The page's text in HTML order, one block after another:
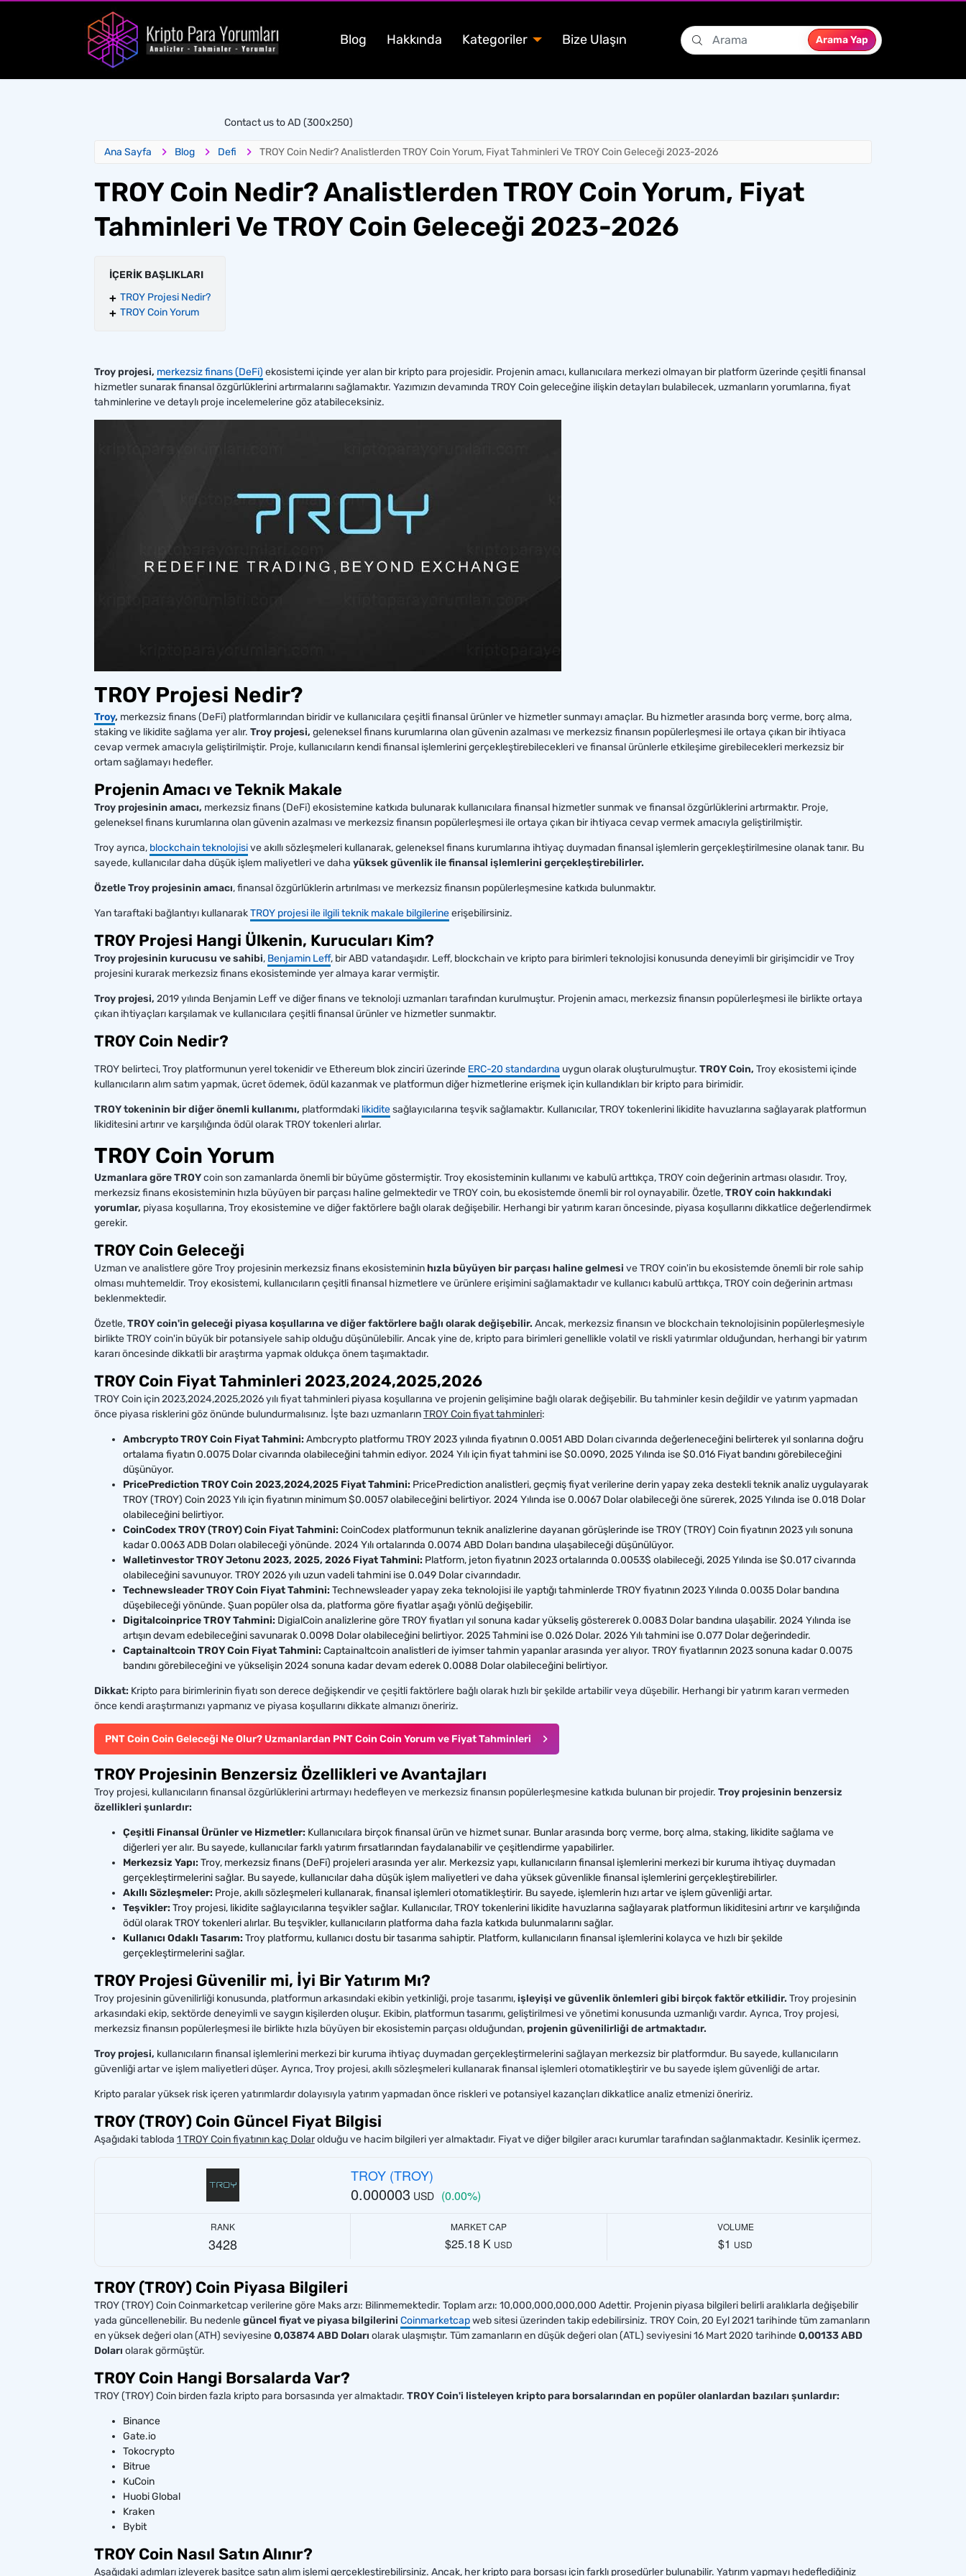
Blog Hakkında Kategoriler Bize Ulaşın Arama Yap
Contact us to AD (300x250)
Ana Sayfa Blog Defi TROY Coin Nedir? Analistlerden TROY Coin Yorum, Fiyat Tahminleri Ve TROY Coin Geleceği 2023-2026
TROY Coin Nedir? Analistlerden TROY Coin Yorum, Fiyat
Tahminleri Ve TROY Coin Geleceği 2023-2026
İÇERİK BAŞLIKLARI
TROY Projesi Nedir?
TROY Coin Yorum
Troy projesi, merkezsiz finans (DeFi) ekosistemi içinde yer alan bir kripto para projesidir. Projenin amacı, kullanıcılara merkezi olmayan bir platform üzerinde çeşitli finansal
hizmetler sunarak finansal özgürlüklerini artırmalarını sağlamaktır. Yazımızın devamında TROY Coin geleceğine ilişkin detayları bulabilecek, uzmanların yorumlarına, fiyat
tahminlerine ve detaylı proje incelemelerine göz atabileceksiniz.
TROY Projesi Nedir?
Troy, merkezsiz finans (DeFi) platformlarından biridir ve kullanıcılara çeşitli finansal ürünler ve hizmetler sunmayı amaçlar. Bu hizmetler arasında borç verme, borç alma,
staking ve likidite sağlama yer alır. Troy projesi, geleneksel finans kurumlarına olan güvenin azalması ve merkezsiz finansın popülerleşmesi ile ortaya çıkan bir ihtiyaca
cevap vermek amacıyla geliştirilmiştir. Proje, kullanıcıların kendi finansal işlemlerini gerçekleştirebilecekleri ve finansal ürünlerle etkileşime girebilecekleri merkezsiz bir
ortam sağlamayı hedefler.
Projenin Amacı ve Teknik Makale
Troy projesinin amacı, merkezsiz finans (DeFi) ekosistemine katkıda bulunarak kullanıcılara finansal hizmetler sunmak ve finansal özgürlüklerini artırmaktır. Proje,
geleneksel finans kurumlarına olan güvenin azalması ve merkezsiz finansın popülerleşmesi ile ortaya çıkan bir ihtiyaca cevap vermek amacıyla geliştirilmiştir.
Troy ayrıca, blockchain teknolojisive akıllı sözleşmeleri kullanarak, geleneksel finans kurumlarına ihtiyaç duymadan finansal işlemlerin gerçekleştirilmesine olanak tanır. Bu
sayede, kullanıcılar daha düşük işlem maliyetleri ve daha yüksek güvenlik ile finansal işlemlerini gerçekleştirebilirler.
Özetle Troy projesinin amacı, finansal özgürlüklerin artırılması ve merkezsiz finansın popülerleşmesine katkıda bulunmaktır.
Yan taraftaki bağlantıyı kullanarakTROY projesi ile ilgili teknik makale bilgilerineerişebilirsiniz.
TROY Projesi Hangi Ülkenin, Kurucuları Kim?
Troy projesinin kurucusu ve sahibi, Benjamin Leff, bir ABD vatandaşıdır. Leff, blockchain ve kripto para birimleri teknolojisi konusunda deneyimli bir girişimcidir ve Troy
projesini kurarak merkezsiz finans ekosisteminde yer almaya karar vermiştir.
Troy projesi, 2019 yılında Benjamin Leff ve diğer finans ve teknoloji uzmanları tarafından kurulmuştur. Projenin amacı, merkezsiz finansın popülerleşmesi ile birlikte ortaya
çıkan ihtiyaçları karşılamak ve kullanıcılara çeşitli finansal ürünler ve hizmetler sunmaktır.
TROY Coin Nedir?
TROY belirteci, Troy platformunun yerel tokenidir ve Ethereum blok zinciri üzerinde ERC-20 standardına uygun olarak oluşturulmuştur. TROY Coin, Troy ekosistemi içinde
kullanıcıların alım satım yapmak, ücret ödemek, ödül kazanmak ve platformun diğer hizmetlerine erişmek için kullandıkları bir kripto para birimidir.
TROY tokeninin bir diğer önemli kullanımı, platformdaki likiditesağlayıcılarına teşvik sağlamaktır. Kullanıcılar, TROY tokenlerini likidite havuzlarına sağlayarak platformun
likiditesini artırır ve karşılığında ödül olarak TROY tokenleri alırlar.
TROY Coin Yorum
Uzmanlara göre TROYcoin son zamanlarda önemli bir büyüme göstermiştir. Troy ekosisteminin kullanımı ve kabulü arttıkça, TROY coin değerinin artması olasıdır. Troy,
merkezsiz finans ekosisteminin hızla büyüyen bir parçası haline gelmektedir ve TROY coin, bu ekosistemde önemli bir rol oynayabilir. Özetle,TROY coin hakkındaki
yorumlar, piyasa koşullarına, Troy ekosistemine ve diğer faktörlere bağlı olarak değişebilir. Herhangi bir yatırım kararı öncesinde, piyasa koşullarını dikkatlice değerlendirmek
gerekir.
TROY Coin Geleceği
Uzman ve analistlere göre Troy projesinin merkezsiz finans ekosistemininhızla büyüyen bir parçası haline gelmesi ve TROY coin'in bu ekosistemde önemli bir role sahip
olması muhtemeldir. Troy ekosistemi, kullanıcıların çeşitli finansal hizmetlere ve ürünlere erişimini sağlamaktadır ve kullanıcı kabulü arttıkça, TROY coin değerinin artması
beklenmektedir.
Özetle,TROY coin'in geleceği piyasa koşullarına ve diğer faktörlere bağlı olarak değişebilir. Ancak, merkezsiz finansın ve blockchain teknolojisinin popülerleşmesiyle
birlikte TROY coin'in büyük bir potansiyele sahip olduğu düşünülebilir. Ancak yine de, kripto para birimleri genellikle volatil ve riskli yatırımlar olduğundan, herhangi bir yatırım
kararı öncesinde dikkatli bir araştırma yapmak oldukça önem taşımaktadır.
TROY Coin Fiyat Tahminleri 2023,2024,2025,2026
TROY Coin için 2023,2024,2025,2026 yılı fiyat tahminleri piyasa koşullarına ve projenin gelişimine bağlı olarak değişebilir. Bu tahminler kesin değildir ve yatırım yapmadan
önce piyasa risklerini göz önünde bulundurmalısınız. İşte bazı uzmanlarınTROY Coin fiyat tahminleri:
Ambcrypto TROY Coin Fiyat Tahmini: Ambcrypto platformu TROY 2023 yılında fiyatının 0.0051 ABD Doları civarında değerleneceğini belirterek yıl sonlarına doğru
ortalama fiyatın 0.0075 Dolar civarında olabileceğini tahmin ediyor. 2024 Yılı için fiyat tahmini ise $0.0090, 2025 Yılında ise $0.016 Fiyat bandını görebileceğini
düşünüyor.
PricePrediction TROY Coin 2023,2024,2025 Fiyat Tahmini: PricePrediction analistleri, geçmiş fiyat verilerine derin yapay zeka destekli teknik analiz uygulayarak
TROY (TROY) Coin 2023 Yılı için fiyatının minimum $0.0057 olabileceğini belirtiyor. 2024 Yılında ise 0.0067 Dolar olabileceği öne sürerek, 2025 Yılında ise 0.018 Dolar
olabileceğini belirtiyor.
CoinCodex TROY (TROY) Coin Fiyat Tahmini: CoinCodex platformunun teknik analizlerine dayanan görüşlerinde ise TROY (TROY) Coin fiyatının 2023 yılı sonuna
kadar 0.0063 ADB Doları olabileceği yönünde. 2024 Yılı ortalarında 0.0074 ABD Doları bandına ulaşabileceği düşünülüyor.
Walletinvestor TROY Jetonu 2023, 2025, 2026 Fiyat Tahmini: Platform, jeton fiyatının 2023 ortalarında 0.0053$ olabileceği, 2025 Yılında ise $0.017 civarında
olabileceğini savunuyor. TROY 2026 yılı uzun vadeli tahmini ise 0.049 Dolar civarındadır.
Technewsleader TROY Coin Fiyat Tahmini: Technewsleader yapay zeka teknolojisi ile yaptığı tahminlerde TROY fiyatının 2023 Yılında 0.0035 Dolar bandına
düşebileceği yönünde. Şuan popüler olsa da, platforma göre fiyatlar aşağı yönlü değişebilir.
Digitalcoinprice TROY Tahmini: DigialCoin analizlerine göre TROY fiyatları yıl sonuna kadar yükseliş göstererek 0.0083 Dolar bandına ulaşabilir. 2024 Yılında ise
artışın devam edebileceğini savunarak 0.0098 Dolar olabileceğini belirtiyor. 2025 Tahmini ise 0.026 Dolar. 2026 Yılı tahmini ise 0.077 Dolar değerindedir.
Captainaltcoin TROY Coin Fiyat Tahmini: Captainaltcoin analistleri de iyimser tahmin yapanlar arasında yer alıyor. TROY fiyatlarının 2023 sonuna kadar 0.0075
bandını görebileceğini ve yükselişin 2024 sonuna kadar devam ederek 0.0088 Dolar olabileceğini belirtiyor.
Dikkat: Kripto para birimlerinin fiyatı son derece değişkendir ve çeşitli faktörlere bağlı olarak hızlı bir şekilde artabilir veya düşebilir. Herhangi bir yatırım kararı vermeden
önce kendi araştırmanızı yapmanız ve piyasa koşullarını dikkate almanızı öneririz.
PNT Coin Coin Geleceği Ne Olur? Uzmanlardan PNT Coin Coin Yorum ve Fiyat Tahminleri
TROY Projesinin Benzersiz Özellikleri ve Avantajları
Troy projesi, kullanıcıların finansal özgürlüklerini artırmayı hedefleyen ve merkezsiz finansın popülerleşmesine katkıda bulunan bir projedir. Troy projesinin benzersiz
özellikleri şunlardır:
Çeşitli Finansal Ürünler ve Hizmetler: Kullanıcılara birçok finansal ürün ve hizmet sunar. Bunlar arasında borç verme, borç alma, staking, likidite sağlama ve
diğerleri yer alır. Bu sayede, kullanıcılar farklı yatırım fırsatlarından faydalanabilir ve çeşitlendirme yapabilirler.
Merkezsiz Yapı: Troy, merkezsiz finans (DeFi) projeleri arasında yer alır. Merkezsiz yapı, kullanıcıların finansal işlemlerini merkezi bir kuruma ihtiyaç duymadan
gerçekleştirmelerini sağlar. Bu sayede, kullanıcılar daha düşük işlem maliyetleri ve daha yüksek güvenlikle finansal işlemlerini gerçekleştirebilirler.
Akıllı Sözleşmeler: Proje, akıllı sözleşmeleri kullanarak, finansal işlemleri otomatikleştirir. Bu sayede, işlemlerin hızı artar ve işlem güvenliği artar.
Teşvikler: Troy projesi, likidite sağlayıcılarına teşvikler sağlar. Kullanıcılar, TROY tokenlerini likidite havuzlarına sağlayarak platformun likiditesini artırır ve karşılığında
ödül olarak TROY tokenleri alırlar. Bu teşvikler, kullanıcıların platforma daha fazla katkıda bulunmalarını sağlar.
Kullanıcı Odaklı Tasarım: Troy platformu, kullanıcı dostu bir tasarıma sahiptir. Platform, kullanıcıların finansal işlemlerini kolayca ve hızlı bir şekilde
gerçekleştirmelerini sağlar.
TROY Projesi Güvenilir mi, İyi Bir Yatırım Mı?
Troy projesinin güvenilirliği konusunda, platformun arkasındaki ekibin yetkinliği, proje tasarımı,işleyişi ve güvenlik önlemleri gibi birçok faktör etkilidir. Troy projesinin
arkasındaki ekip, sektörde deneyimli ve saygın kişilerden oluşur. Ekibin, platformun tasarımı, geliştirilmesi ve yönetimi konusunda uzmanlığı vardır. Ayrıca, Troy projesi,
merkezsiz finansın popülerleşmesi ile birlikte hızla büyüyen bir ekosistemin parçası olduğundan,projenin güvenilirliği de artmaktadır.
Troy projesi, kullanıcıların finansal işlemlerini merkezi bir kuruma ihtiyaç duymadan gerçekleştirmelerini sağlayan merkezsiz bir platformdur. Bu sayede, kullanıcıların
güvenliği artar ve işlem maliyetleri düşer. Ayrıca, Troy projesi, akıllı sözleşmeleri kullanarak finansal işlemleri otomatikleştirir ve bu sayede işlem güvenliği de artar.
Kripto paralar yüksek risk içeren yatırımlardır dolayısıyla yatırım yapmadan önce riskleri ve potansiyel kazançları dikkatlice analiz etmenizi öneririz.
TROY (TROY) Coin Güncel Fiyat Bilgisi
Aşağıdaki tabloda 1 TROY Coin fiyatının kaç Dolarolduğu ve hacim bilgileri yer almaktadır. Fiyat ve diğer bilgiler aracı kurumlar tarafından sağlanmaktadır. Kesinlik içermez.
TROY (TROY)
0.000003 USD (0.00%)
RANK
3428
MARKET CAP
$25.18 K USD
VOLUME
$1 USD
TROY (TROY) Coin Piyasa Bilgileri
TROY (TROY) Coin Coinmarketcap verilerine göre Maks arzı: Bilinmemektedir. Toplam arzı: 10,000,000,000,000 Adettir. Projenin piyasa bilgileri belirli aralıklarla değişebilir
yada güncellenebilir. Bu nedenlegüncel fiyat ve piyasa bilgilerini Coinmarketcapweb sitesi üzerinden takip edebilirsiniz. TROY Coin, 20 Eyl 2021 tarihinde tüm zamanların
en yüksek değeri olan (ATH) seviyesine0,03874 ABD Doları olarak ulaşmıştır. Tüm zamanların en düşük değeri olan (ATL) seviyesini 16 Mart 2020 tarihinde0,00133 ABD
Doları olarak görmüştür.
TROY Coin Hangi Borsalarda Var?
TROY (TROY) Coin birden fazla kripto para borsasında yer almaktadır. TROY Coin'i listeleyen kripto para borsalarından en popüler olanlardan bazıları şunlardır:
Binance
Gate.io
Tokocrypto
Bitrue
KuCoin
Huobi Global
Kraken
Bybit
TROY Coin Nasıl Satın Alınır?
Aşağıdaki adımları izleyerek basitçe satın alım işlemi gerçekleştirebilirsiniz. Ancak, her kripto para borsası için farklı prosedürler bulunabilir. Yatırım yapmayı hedeflediğiniz